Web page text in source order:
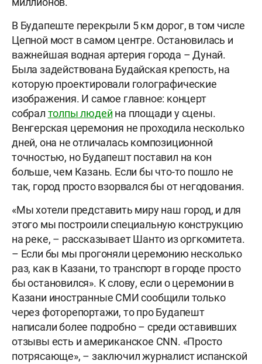
В Будапеште перекрыли 5 км дорог, в том числе
Цепной мост в самом центре. Остановилась и
важнейшая водная артерия города – Дунай.
Была задействована Будайская крепость, на
которую проектировали голографические
изображения. И самое главное: концерт
собрал толпы людей на площади у сцены.
Венгерская церемония не проходила несколько
дней, она не отличалась композиционной
точностью, но Будапешт поставил на кон
больше, чем Казань. Если бы что-то пошло не
так, город просто взорвался бы от негодования.
«Мы хотели представить миру наш город, и для
этого мы построили специальную конструкцию
на реке, – рассказывает Шанто из оргкомитета.
– Если бы мы прогоняли церемонию несколько
раз, как в Казани, то транспорт в городе просто
бы остановился». К слову, если о церемонии в
Казани иностранные СМИ сообщили только
через фоторепортажи, то про Будапешт
написали более подробно – среди оставивших
отзывы есть и американское CNN. «Просто
потрясающе», – заключил журналист испанской